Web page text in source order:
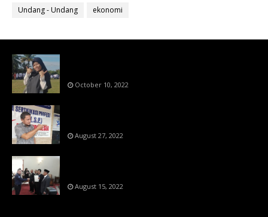
Undang - Undang
ekonomi
October 10, 2022
August 27, 2022
August 15, 2022